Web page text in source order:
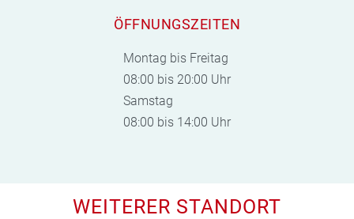
ÖFFNUNGSZEITEN
Montag bis Freitag
08:00 bis 20:00 Uhr
Samstag
08:00 bis 14:00 Uhr
WEITERER STANDORT